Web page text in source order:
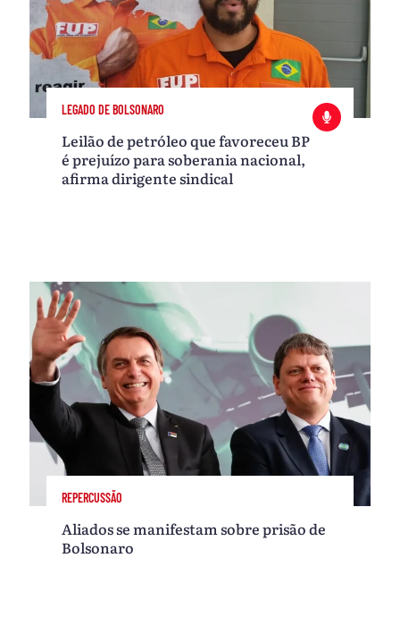
LEGADO DE BOLSONARO
Leilão de petróleo que favoreceu BP
é prejuízo para soberania nacional,
afirma dirigente sindical
REPERCUSSÃO
Aliados se manifestam sobre prisão de
Bolsonaro